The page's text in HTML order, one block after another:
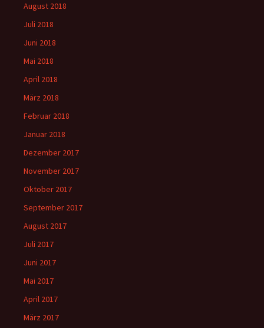
August 2018
Juli 2018
Juni 2018
Mai 2018
April 2018
März 2018
Februar 2018
Januar 2018
Dezember 2017
November 2017
Oktober 2017
September 2017
August 2017
Juli 2017
Juni 2017
Mai 2017
April 2017
März 2017